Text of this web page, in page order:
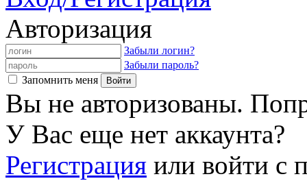
Авторизация
Забыли логин?
Забыли пароль?
Запомнить меня
Вы не авторизованы.
У Вас еще нет аккаунта?
Регистрация или войти с